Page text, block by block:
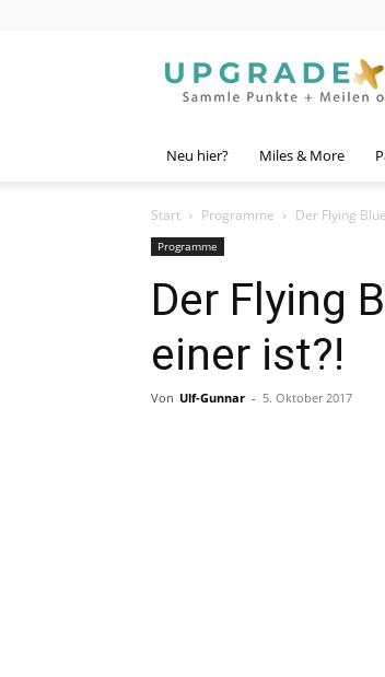
Guru
Neu hier? Miles & More
Start Programme Der Flying
Programme
Der Flying
einer ist?!
Von Ulf-Gunnar - 5. Oktober 2017